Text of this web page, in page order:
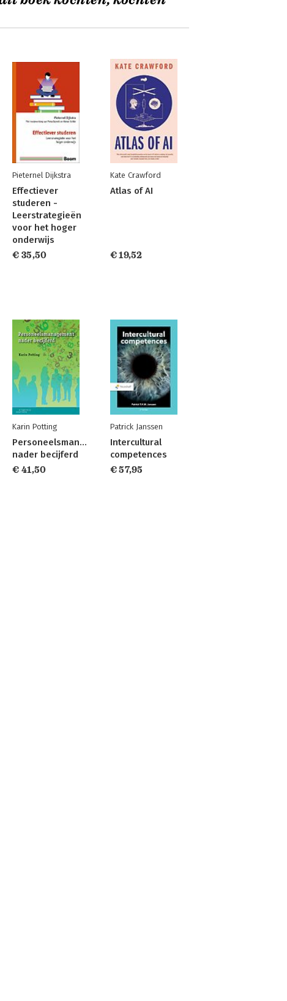
Pieternel Dijkstra
Effectiever
studeren -
Leerstrategieën
voor het hoger
onderwijs
€ 35,50
Kate Crawford
Atlas of AI
€ 19,52
Karin Potting
Personeelsmanagement
nader becijferd
€ 41,50
Patrick Janssen
Intercultural
competences
€ 57,95